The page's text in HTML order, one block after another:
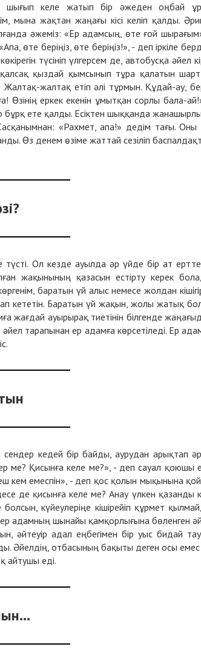
шығып келе жатып бір әжеден оңбай
мына жақтан жаңағы кісі келіп қалды.
әжеміз: «Ер адамсың, өте ғой
өте беріңіз, өте беріңіз!», - деп іркіле
түсініп үлгерсем де, автобусқа әйел
қалсақ қыздай қымсынып тұра қалатын
Жалтақ-жалтақ етіп әлі тұрмын. Құдай-ау,
еркек екенін ұмытқан сорлы бала-
ете қалды. Есіктен шыққанда
«Рахмет, апа!» дедім тағы.
Өз денем өзіме жаттай сезіліп
Ол кезде ауылда әр үйде бір ат
жақынының қазасын естірту керек
баратын үй алыс немесе жолдан
кететін. Баратын үй жақын, жолы жатық
жағдай ауырырақ тиетінін білгенде
тарапынан ер адамға көрсетіледі. Ер
кедей бір байды, аурудан арықтап
ме? Қисынға келе ме?», - деп сауал қоюшы
кем емеспін», - деп қос қолын мықынына
де қисынға келе ме? Анау үлкен қазанды
күйеулеріңе кішірейіп құрмет
адамның шынайы қамқорлығына бөленген
әйтеуір адал еңбегімен бір уыс бидай
Әйелдің, отбасының бақыты деген осы
айтушы еді.